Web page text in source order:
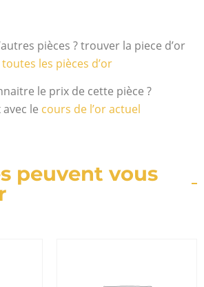
pièces ? trouver la piece d’or
toutes les pièces d’or
le prix de cette pièce ?
le cours de l’or actuel
peuvent vous